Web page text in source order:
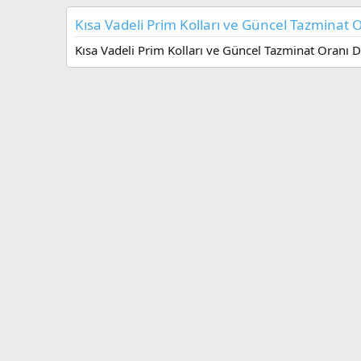
u
r
u
l
Kısa Vadeli Prim Kolları ve Güncel Tazminat
Kısa Vadeli Prim Kolları ve Güncel Tazminat Oranı